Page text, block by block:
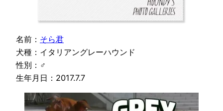
名前： そら君
犬種：イタリアングレーハウンド
性別：♂
生年月日：2017.7.7